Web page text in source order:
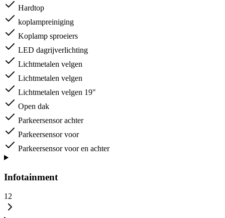
Hardtop
koplampreiniging
Koplamp sproeiers
LED dagrijverlichting
Lichtmetalen velgen
Lichtmetalen velgen
Lichtmetalen velgen 19"
Open dak
Parkeersensor achter
Parkeersensor voor
Parkeersensor voor en achter
Infotainment
12